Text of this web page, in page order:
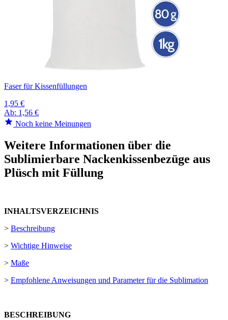
Faser für Kissenfüllungen
1,95 €
Ab: 1,56 €
Noch keine Meinungen
Weitere Informationen über die
Sublimierbare Nackenkissenbezüge aus
Plüsch mit Füllung
INHALTSVERZEICHNIS
> Beschreibung
> Wichtige Hinweise
> Maße
> Empfohlene Anweisungen und Parameter für die Sublimation
BESCHREIBUNG